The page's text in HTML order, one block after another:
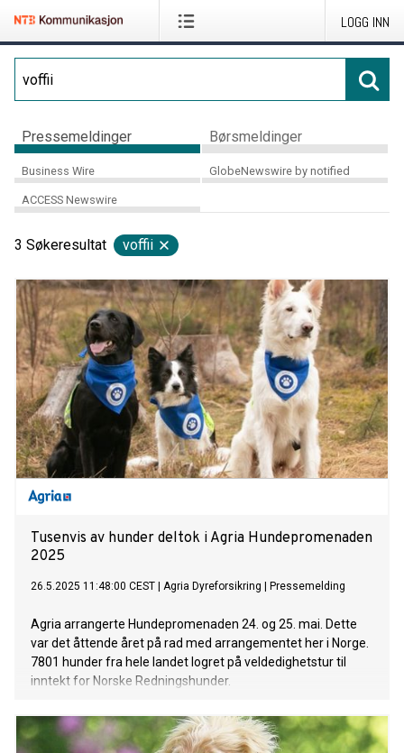
LOGG INN
Pressemeldinger Børsmeldinger
Business Wire GlobeNewswire by notified
ACCESS Newswire
3 Søkeresultat voffii
Tusenvis av hunder deltok i Agria Hundepromenaden
2025
26.5.2025 11:48:00 CEST Agria Dyreforsikring Pressemelding
Agria arrangerte Hundepromenaden 24. og 25. mai. Dette
var det åttende året på rad med arrangementet her i Norge.
7801 hunder fra hele landet logret på veldedighetstur til
inntekt for Norske Redningshunder.